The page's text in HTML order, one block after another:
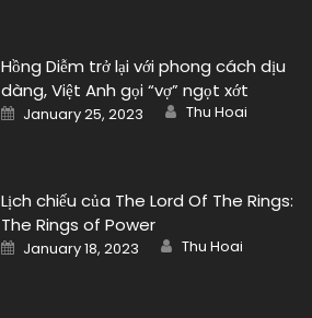
Hồng Diễm trở lại với phong cách dịu
dàng, Việt Anh gọi “vợ” ngọt xớt
Posted
on
January 25, 2023 Author
Thu Hoai
Lịch chiếu của The Lord Of The Rings:
The Rings of Power
Posted
on
January 18, 2023 Author
Thu Hoai